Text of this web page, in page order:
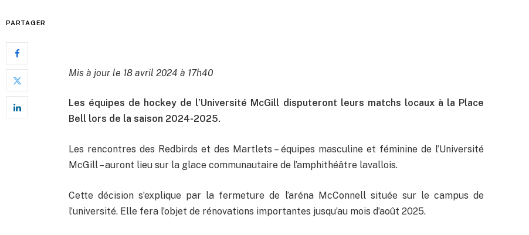
PARTAGER
Mis à jour le 18 avril 2024 à 17h40
Les équipes de hockey de l’Université McGill disputeront leurs matchs locaux à la Place
Bell lors de la saison 2024-2025.
Les rencontres des Redbirds et des Martlets – équipes masculine et féminine de l’Université
McGill – auront lieu sur la glace communautaire de l’amphithéâtre lavallois.
Cette décision s’explique par la fermeture de l’aréna McConnell située sur le campus de
l’université. Elle fera l’objet de rénovations importantes jusqu’au mois d’août 2025.